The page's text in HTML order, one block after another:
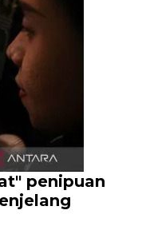
penipuan